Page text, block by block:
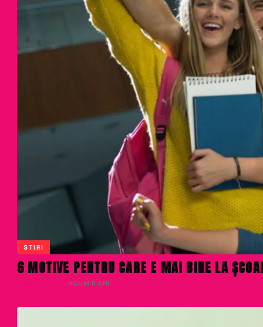
STIRI
6 MOTIVE PENTRU CARE E MAI BINE LA
· ACUM 11 ANI